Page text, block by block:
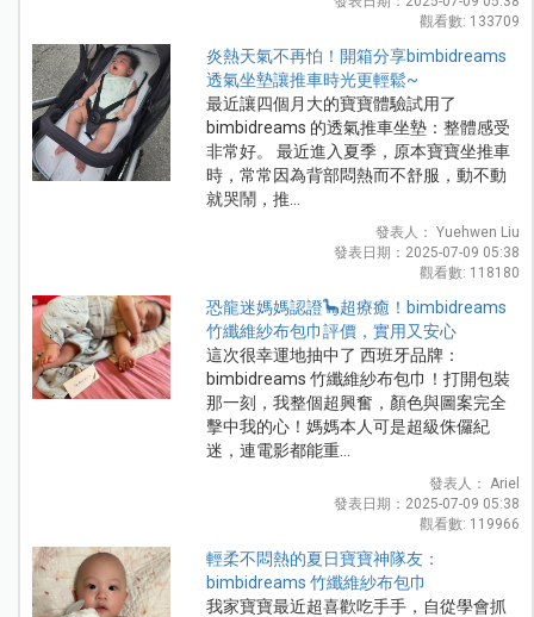
觀看數: 133709
炎熱天氣不再怕！開箱分享bimbidreams
透氣坐墊讓推車時光更輕鬆~
最近讓四個月大的寶寶體驗試用了
bimbidreams 的透氣推車坐墊：整體感受
非常好。 最近進入夏季，原本寶寶坐推車
時，常常因為背部悶熱而不舒服，動不動
就哭鬧，推...
發表人： Yuehwen Liu
發表日期：2025-07-09 05:38
觀看數: 118180
恐龍迷媽媽認證🦕超療癒！bimbidreams
竹纖維紗布包巾評價，實用又安心
這次很幸運地抽中了 西班牙品牌：
bimbidreams 竹纖維紗布包巾！打開包裝
那一刻，我整個超興奮，顏色與圖案完全
擊中我的心！媽媽本人可是超級侏儸紀
迷，連電影都能重...
發表人： Ariel
發表日期：2025-07-09 05:38
觀看數: 119966
輕柔不悶熱的夏日寶寶神隊友：
bimbidreams 竹纖維紗布包巾
我家寶寶最近超喜歡吃手手，自從學會抓